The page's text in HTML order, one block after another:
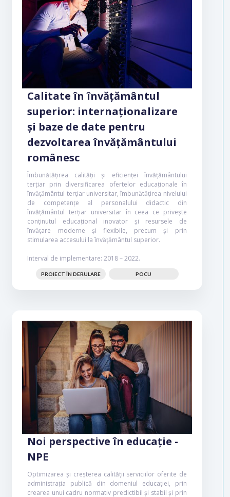
Calitate în învățământul
superior: internaționalizare
și baze de date pentru
dezvoltarea învățământului
românesc
Îmbunătățirea calității și eficienței învățământului
terțiar prin diversificarea ofertelor educaționale în
învățământul terțiar universitar, îmbunătățirea nivelului
de competențe al personalului didactic din
învățământul terțiar universitar în ceea ce privește
conținutul educațional inovator și resursele de
învățare moderne și flexibile, precum și prin
stimularea accesului la învățământul superior.
Interval de implementare: 2018 – 2022.
PROIECT ÎN DERULARE POCU
Noi perspective în educație -
NPE
Optimizarea și creșterea calității serviciilor oferite de
administrația publică din domeniul educației, prin
crearea unui cadru normativ predictibil și stabil și prin